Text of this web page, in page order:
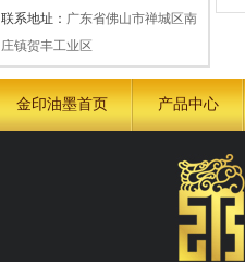
联系地址： 广东省佛山市禅城区南
庄镇贺丰工业区
金印油墨首页 产品中心